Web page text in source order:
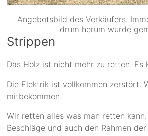
Angebotsbild des Verkäufers.
drum herum wurde
Strippen
Das Holz ist nicht mehr zu retten. Es
Die Elektrik ist vollkommen zerstört.
mitbekommen.
Wir retten alles was man retten
Beschläge und auch den Rahmen